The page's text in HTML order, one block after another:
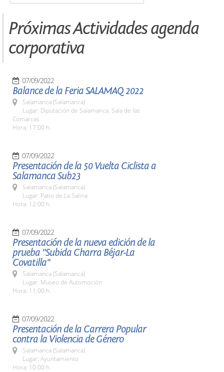
Próximas Actividades agenda
corporativa
07/09/2022
Balance de la Feria SALAMAQ 2022
Salamanca (Salamanca)
Lugar: Diputación de Salamanca. Sala de las
Comarcas
Hora: 17:00 h.
07/09/2022
Presentación de la 50 Vuelta Ciclista a
Salamanca Sub23
Salamanca (Salamanca)
Lugar: Patio de La Salina
Hora: 12:00 h.
07/09/2022
Presentación de la nueva edición de la
prueba "Subida Charra Béjar-La
Covatilla"
Salamanca (Salamanca)
Lugar: Museo de Automoción
Hora: 11:00 h.
07/09/2022
Presentación de la Carrera Popular
contra la Violencia de Género
Salamanca (Salamanca)
Lugar: Ayuntamiento
Hora: 10:00 h.